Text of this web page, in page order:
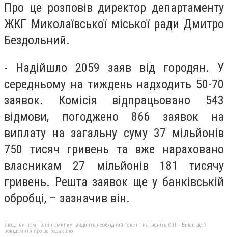
Про це розповів директор департаменту
ЖКГ Миколаївської міської ради Дмитро
Бездольний.
- Надійшло 2059 заяв від городян. У
середньому на тиждень надходить 50-70
заявок. Комісія відпрацьовано 543
відмови, погоджено 866 заявок на
виплату на загальну суму 37 мільйонів
750 тисяч гривень та вже нараховано
власникам 27 мільйонів 181 тисячу
гривень. Решта заявок ще у банківській
обробці, – зазначив він.
Якщо ви помітили помилку, виділіть необхідний текст і натисніть Ctrl + Enter, щоб
повідомити про це редакцію